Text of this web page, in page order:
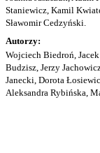
Staniewicz, Kamil
Sławomir Cedzyński.
Autorzy:
Wojciech Biedroń,
Budzisz, Jerzy
Janecki, Dorota
Aleksandra Rybińska,